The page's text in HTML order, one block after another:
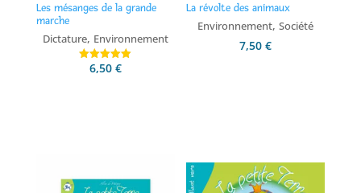
Les mésanges de la grande
marche
Dictature, Environnement
Note6,50 €
La révolte des animaux
Environnement,Société
7,50€